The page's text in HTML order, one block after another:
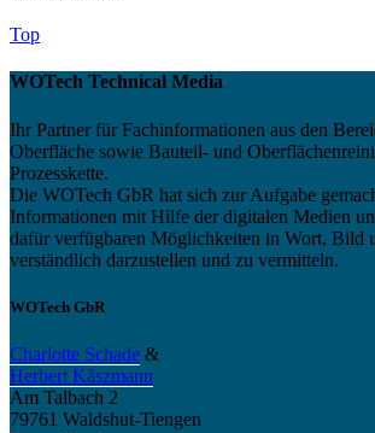
Top
WOTech Technical Media
Ihr Partner für Fachinformationen aus den
Oberfläche sowie Bauteil- und
Prozesskette.
Die WOTech GbR hat sich zur Aufgabe
Informationen mit Hilfe der digitalen Medien
dafür verfügbaren Möglichkeiten in Wort, Bild
verständlich darzustellen und zu vermitteln.
WOTech GbR
Charlotte Schade &
Herbert Käszmann
Am Talbach 2
79761 Waldshut-Tiengen